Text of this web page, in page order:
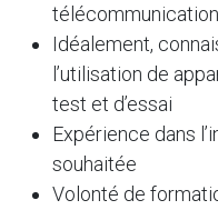
Idéalement,
l’utilisation de
test et d’essai
Expérience dans
souhaitée
Volonté de